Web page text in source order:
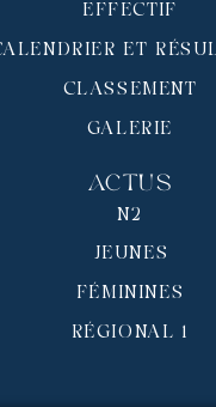
EFFECTIF
ET
CLASSEMENT
GALERIE
Actus
N2
JEUNES
FÉMININES
RÉGIONAL 1